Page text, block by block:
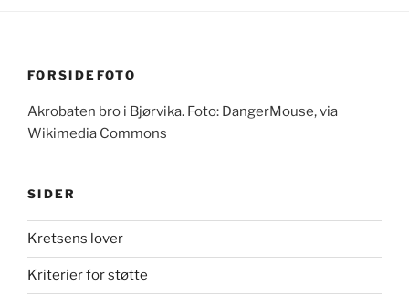
FORSIDEFOTO
Akrobaten bro i Bjørvika. Foto: DangerMouse, via
Wikimedia Commons
SIDER
Kretsens lover
Kriterier for støtte